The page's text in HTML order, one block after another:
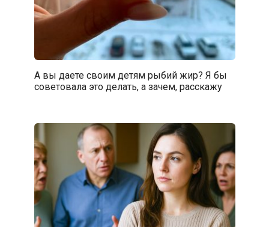
А вы даете своим детям рыбий жир? Я бы
советовала это делать, а зачем, расскажу